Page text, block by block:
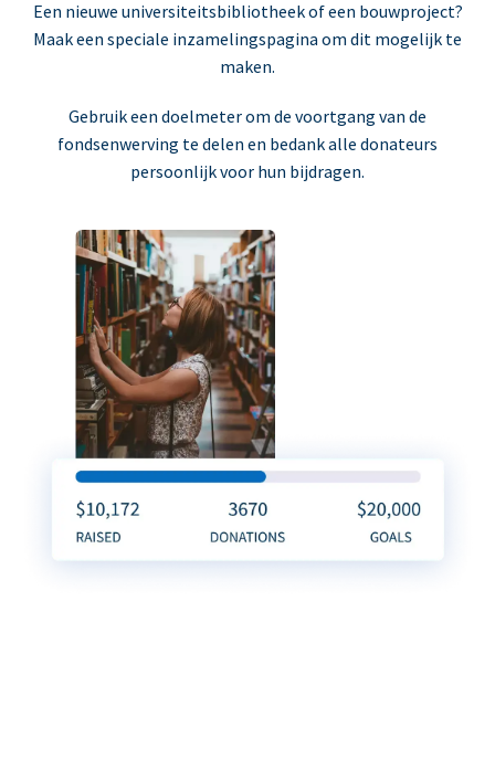
Een nieuwe universiteitsbibliotheek of een bouwproject?
Maak een speciale inzamelingspagina om dit mogelijk te
maken.
Gebruik een doelmeter om de voortgang van de
fondsenwerving te delen en bedank alle donateurs
persoonlijk voor hun bijdragen.